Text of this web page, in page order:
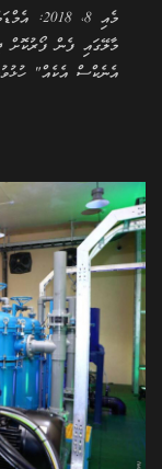
މެއި 8،
މާލޭގައި ފެން ފޯރުކޮށް
އެނެކްސް އެކެއް"